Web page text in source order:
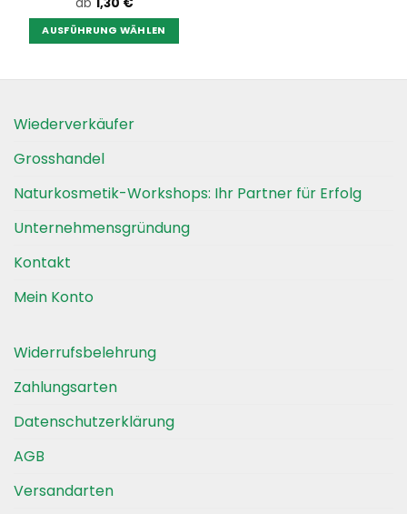
AUSFÜHRUNG WÄHLEN
Varianten
Die
Optionen
auf
Wiederverkäufer
Grosshandel
Naturkosmetik-Workshops: Ihr Partner für Erfolg
Unternehmensgründung
Kontakt
Mein Konto
Widerrufsbelehrung
Zahlungsarten
Datenschutzerklärung
AGB
Versandarten